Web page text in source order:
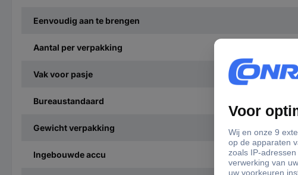
Eenvoudig aan te brengen
Aantal per verpakking
Vak voor pasje
Bureaustandaard
Gewicht verpakking
Ingebouwde accu